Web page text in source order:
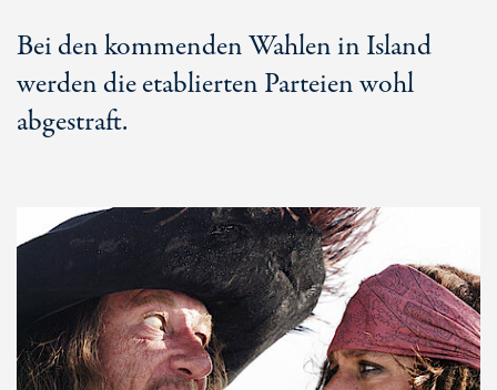
Bei den kommenden Wahlen in Island
werden die etablierten Parteien wohl
abgestraft.